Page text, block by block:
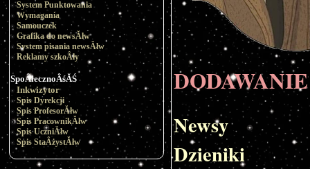
System Punktowania
Wymagania
Samouczek
Grafika do newsĂłw
System pisania newsĂłw
Reklamy szkoÂły
SpoÂłecznoÂśĂŚ
Inkwizytor
Spis Dyrekcji
Spis ProfesorĂłw
Spis PracownikĂłw
Spis UczniĂłw
Spis StaÂżystĂłw
DODAWANIE
Newsy
Dzieniki